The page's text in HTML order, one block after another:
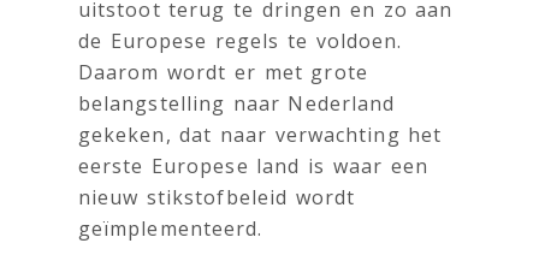
uitstoot terug te dringen en zo aan
de Europese regels te voldoen.
Daarom wordt er met grote
belangstelling naar Nederland
gekeken, dat naar verwachting het
eerste Europese land is waar een
nieuw stikstofbeleid wordt
geïmplementeerd.